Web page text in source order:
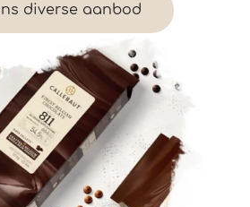
diverse aanbod